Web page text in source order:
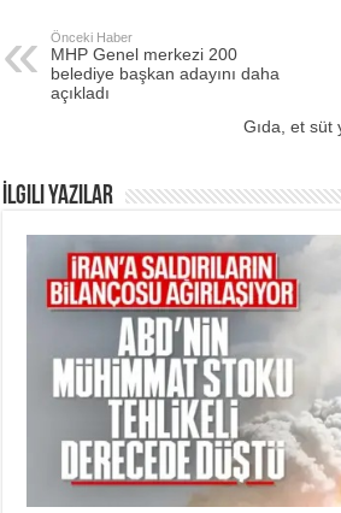
Önceki Haber
MHP Genel merkezi 200
belediye başkan adayını daha
açıkladı
Gıda, et süt
İlgili Yazılar